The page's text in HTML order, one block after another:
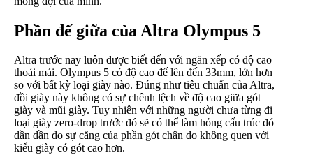
Phần đế giữa của Altra Olympus 5
Altra trước nay luôn được biết đến với ngăn xếp có độ cao
thoải mái. Olympus 5 có độ cao đế lên đến 33mm, lớn hơn
so với bất kỳ loại giày nào. Đúng như tiêu chuẩn của Altra,
đồi giày này không có sự chênh lệch về độ cao giữa gót
giày và mũi giày. Tuy nhiên với những người chưa từng đi
loại giày zero-drop trước đó sẽ có thể làm hỏng cấu trúc đó
dần dần do sự căng của phần gót chân do không quen với
kiểu giày có gót cao hơn.